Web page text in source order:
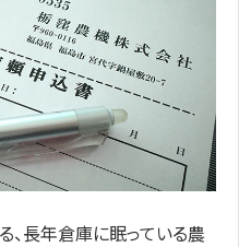
、長年倉庫に眠っている農